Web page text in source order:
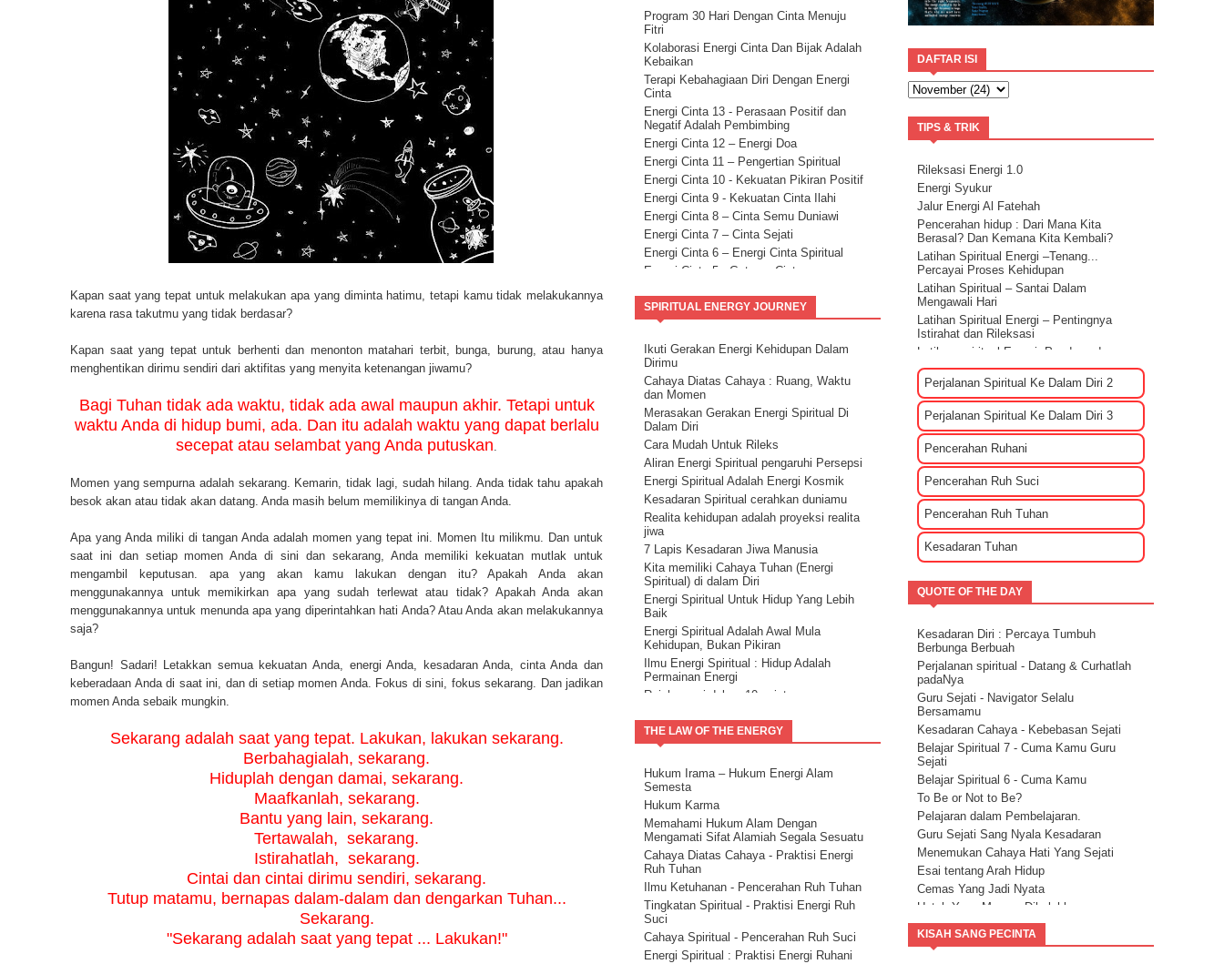
Program 30 Hari Dengan Cinta Menuju
Fitri
Kolaborasi Energi Cinta Dan Bijak Adalah
Kebaikan
Terapi Kebahagiaan Diri Dengan Energi
Cinta
Energi Cinta 13 - Perasaan Positif dan
Negatif Adalah Pembimbing
Energi Cinta 12 – Energi Doa
Energi Cinta 11 – Pengertian Spiritual
Energi Cinta 10 - Kekuatan Pikiran Positif
Energi Cinta 9 - Kekuatan Cinta Ilahi
Energi Cinta 8 – Cinta Semu Duniawi
Energi Cinta 7 – Cinta Sejati
Energi Cinta 6 – Energi Cinta Spiritual
Energi Cinta 5 - Getaran Cinta
Energi Cinta 3 – Anahata ON
Energi Cinta 2 - Kekuatan Niat
SPIRITUAL ENERGY JOURNEY
Ikuti Gerakan Energi Kehidupan Dalam
Dirimu
Cahaya Diatas Cahaya : Ruang, Waktu
dan Momen
Merasakan Gerakan Energi Spiritual Di
Dalam Diri
Cara Mudah Untuk Rileks
Aliran Energi Spiritual pengaruhi Persepsi
Energi Spiritual Adalah Energi Kosmik
Kesadaran Spiritual cerahkan duniamu
Realita kehidupan adalah proyeksi realita
jiwa
7 Lapis Kesadaran Jiwa Manusia
Kita memiliki Cahaya Tuhan (Energi
Spiritual) di dalam Diri
Energi Spiritual Untuk Hidup Yang Lebih
Baik
Energi Spiritual Adalah Awal Mula
Kehidupan, Bukan Pikiran
Ilmu Energi Spiritual : Hidup Adalah
Permainan Energi
Reinkarnasi dalam 10 point
3 )
Kecerdasan Spiritual
alam semesta ( Part 2 )
Hidup Sukses Dengan Membaca
Petunjuk Alam Semesta ( Part 1 )
Mengenal Jati Diri Manusia
Kesadaran Spiritual Kunci Pencerahan
Dunia
THE LAW OF THE ENERGY
Hukum Irama – Hukum Energi Alam
Semesta
Hukum Karma
Memahami Hukum Alam Dengan
Mengamati Sifat Alamiah Segala Sesuatu
Cahaya Diatas Cahaya - Praktisi Energi
Ruh Tuhan
Ilmu Ketuhanan - Pencerahan Ruh Tuhan
Tingkatan Spiritual - Praktisi Energi Ruh
Suci
Cahaya Spiritual - Pencerahan Ruh Suci
Energi Spiritual : Praktisi Energi Ruhani
Kapan saat yang tepat untuk melakukan apa yang diminta hatimu, tetapi kamu tidak melakukannya
karena rasa takutmu yang tidak berdasar?
Kapan saat yang tepat untuk berhenti dan menonton matahari terbit, bunga, burung, atau hanya
menghentikan dirimu sendiri dari aktifitas yang menyita ketenangan jiwamu?
Bagi Tuhan tidak ada waktu, tidak ada awal maupun akhir. Tetapi untuk
waktu Anda di hidup bumi, ada. Dan itu adalah waktu yang dapat berlalu
secepat atau selambat yang Anda putuskan.
Momen yang sempurna adalah sekarang. Kemarin, tidak lagi, sudah hilang. Anda tidak tahu apakah
besok akan atau tidak akan datang. Anda masih belum memilikinya di tangan Anda.
Apa yang Anda miliki di tangan Anda adalah momen yang tepat ini. Momen Itu milikmu. Dan untuk
saat ini dan setiap momen Anda di sini dan sekarang, Anda memiliki kekuatan mutlak untuk
mengambil keputusan. apa yang akan kamu lakukan dengan itu? Apakah Anda akan
menggunakannya untuk memikirkan apa yang sudah terlewat atau tidak? Apakah Anda akan
menggunakannya untuk menunda apa yang diperintahkan hati Anda? Atau Anda akan melakukannya
saja?
Bangun! Sadari! Letakkan semua kekuatan Anda, energi Anda, kesadaran Anda, cinta Anda dan
keberadaan Anda di saat ini, dan di setiap momen Anda. Fokus di sini, fokus sekarang. Dan jadikan
momen Anda sebaik mungkin.
Sekarang adalah saat yang tepat. Lakukan, lakukan sekarang.
Berbahagialah, sekarang.
Hiduplah dengan damai, sekarang.
Maafkanlah, sekarang.
Bantu yang lain, sekarang.
Tertawalah, sekarang.
Istirahatlah, sekarang.
Cintai dan cintai dirimu sendiri, sekarang.
Tutup matamu, bernapas dalam-dalam dan dengarkan Tuhan...
Sekarang.
"Sekarang adalah saat yang tepat ... Lakukan!"
DAFTAR ISI
TIPS & TRIK
Rileksasi Energi 1.0
Energi Syukur
Jalur Energi Al Fatehah
Pencerahan hidup : Dari Mana Kita
Berasal? Dan Kemana Kita Kembali?
Latihan Spiritual Energi –Tenang...
Percayai Proses Kehidupan
Latihan Spiritual – Santai Dalam
Mengawali Hari
Latihan Spiritual Energi – Pentingnya
Istirahat dan Rileksasi
Latihan spiritual Energi: Panduan dan
Sharing rileksasi energi
Bagaimana Cara Mengenali EGO?
Tips Membuat Rencana Hidup Selagi
Masih Muda
Penyebab Terjadinya Masalah Dalam
Kehidupan Part 2
Penyebab Terjadinya Masalah Dalam
Kehidupan Part 1
Kekuatan Hati Kunci Langgengnya Suatu
Hubungan
Mencari Cinta Sejati Untuk Masa Depan
Mencari Arti Cinta Sejati Dalam Sebuah
Hubungan
Cara Menenangkan Pikiran Saat Galau
Cara Mengendalikan Emosi Dengan
Menghapuskan Energi Negatif
Cara Mengatasi Depresi Menggunakan
Energi
Energi Kasih Sayang - Tehnik Double
Pink
Perjalanan Spiritual Ke Dalam Diri 2
Perjalanan Spiritual Ke Dalam Diri 3
Pencerahan Ruhani
Pencerahan Ruh Suci
Pencerahan Ruh Tuhan
Kesadaran Tuhan
QUOTE OF THE DAY
Kesadaran Diri : Percaya Tumbuh
Berbunga Berbuah
Perjalanan spiritual - Datang & Curhatlah
padaNya
Guru Sejati - Navigator Selalu
Bersamamu
Kesadaran Cahaya - Kebebasan Sejati
Belajar Spiritual 7 - Cuma Kamu Guru
Sejati
Belajar Spiritual 6 - Cuma Kamu
To Be or Not to Be?
Pelajaran dalam Pembelajaran.
Guru Sejati Sang Nyala Kesadaran
Menemukan Cahaya Hati Yang Sejati
Esai tentang Arah Hidup
Cemas Yang Jadi Nyata
Untuk Yang Merasa Dikalahkan
Corona dan Congorna
Kita semua adalah saluran berkat
KISAH SANG PECINTA